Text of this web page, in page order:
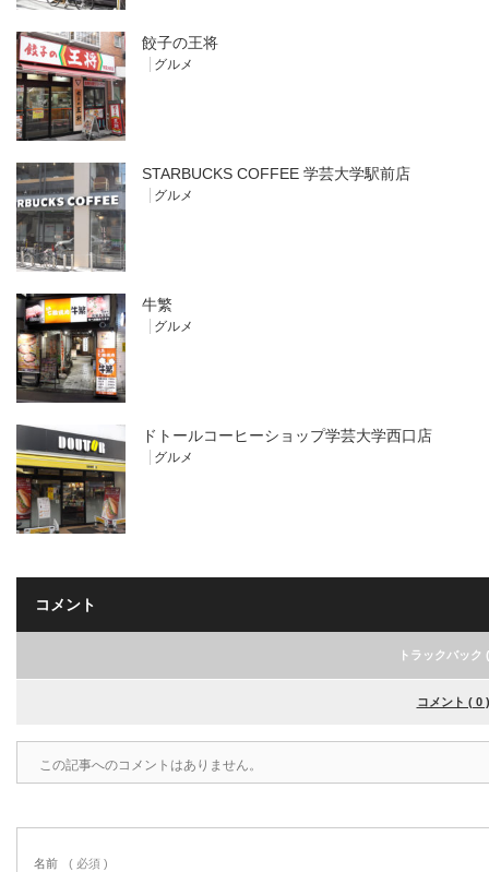
餃子の王将
グルメ
STARBUCKS COFFEE 学芸大学駅前店
グルメ
牛繁
グルメ
ドトールコーヒーショップ学芸大学西口店
グルメ
コメント
トラックバック
コメント ( 0 )
この記事へのコメントはありません。
名前 ( 必須 )